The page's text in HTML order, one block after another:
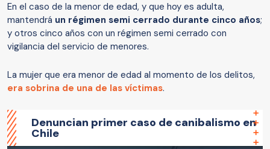
En el caso de la menor de edad, y que hoy es adulta,
mantendrá un régimen semi cerrado durante cinco años;
y otros cinco años con un régimen semi cerrado con
vigilancia del servicio de menores.
La mujer que era menor de edad al momento de los delitos,
era sobrina de una de las víctimas.
Denuncian primer caso de canibalismo en
Chile